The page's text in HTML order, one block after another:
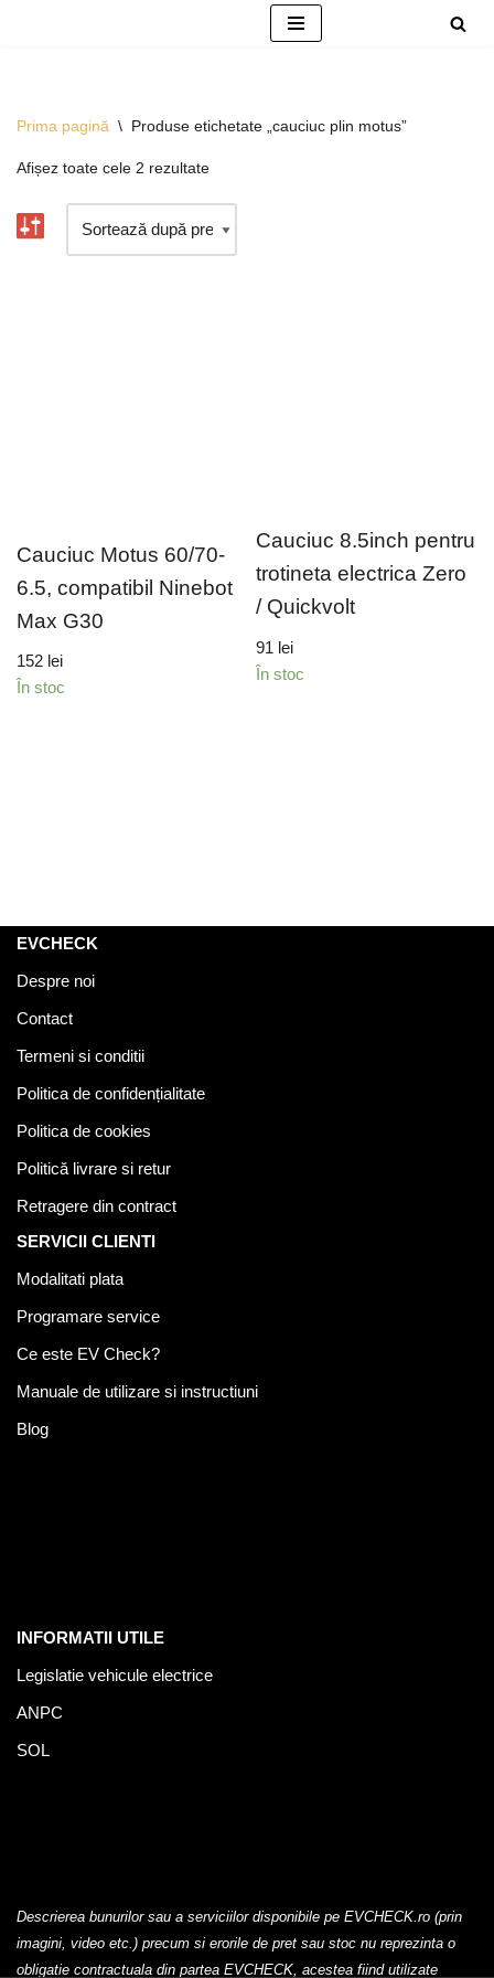
Prima pagină \ Produse etichetate „cauciuc plin motus”
Afișez toate cele 2 rezultate
Cauciuc Motus 60/70-
6.5, compatibil Ninebot
Max G30
152 lei
În stoc
Cauciuc 8.5inch pentru
trotineta electrica Zero
/ Quickvolt
91 lei
În stoc
EVCHECK
Despre noi
Contact
Termeni si conditii
Politica de confidențialitate
Politica de cookies
Politică livrare si retur
Retragere din contract
SERVICII CLIENTI
Modalitati plata
Programare service
Ce este EV Check?
Manuale de utilizare si instructiuni
Blog
INFORMATII UTILE
Legislatie vehicule electrice
ANPC
SOL
Descrierea bunurilor sau a serviciilor disponibile pe EVCHECK.ro (prin
imagini, video etc.) precum si erorile de pret sau stoc nu reprezinta o
obligatie contractuala din partea EVCHECK, acestea fiind utilizate